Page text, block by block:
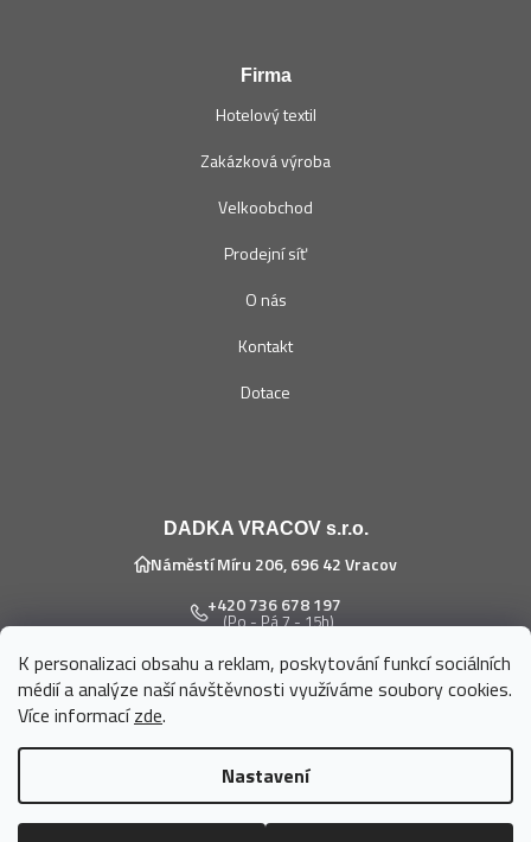
K personalizaci obsahu a reklam, poskytování funkcí sociálních
médií a analýze naší návštěvnosti využíváme soubory cookies.
Více informacízde.
Nastavení
Firma
Hotelový textil
Zakázková výroba
Velkoobchod
Prodejní síť
O nás
Kontakt
Dotace
DADKA VRACOV s.r.o.
Náměstí Míru 206, 696 42 Vracov
+420 736 678 197
(Po - Pá 7 - 15h)
eshop@dadka.cz